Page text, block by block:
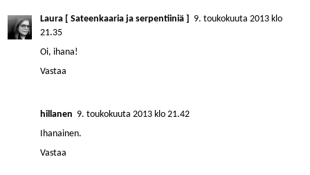
Laura [ Sateenkaaria ja serpentiiniä ]
9. toukokuuta 2013 klo
21.35
Oi, ihana!
Vastaa
hillanen 9. toukokuuta 2013 klo 21.42
Ihanainen.
Vastaa